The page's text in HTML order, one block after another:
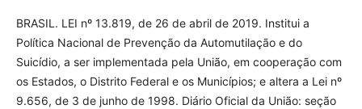
BRASIL. LEI nº 13.819, de 26 de abril de 2019. Institui a
Política Nacional de Prevenção da Automutilação e do
Suicídio, a ser implementada pela União, em cooperação com
os Estados, o Distrito Federal e os Municípios; e altera a Lei nº
9.656, de 3 de junho de 1998. Diário Oficial da União: seção